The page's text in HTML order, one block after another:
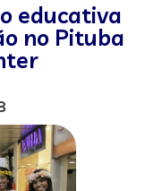
educativa
no Pituba